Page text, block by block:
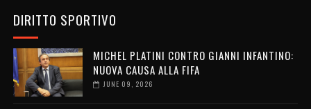
DIRITTO SPORTIVO
MICHEL PLATINI CONTRO GIANNI INFANTINO:
NUOVA CAUSA ALLA FIFA
JUNE 09, 2026